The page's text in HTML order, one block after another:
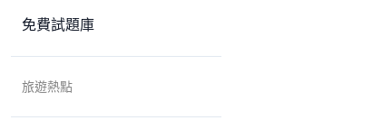
免費試題庫
旅遊熱點